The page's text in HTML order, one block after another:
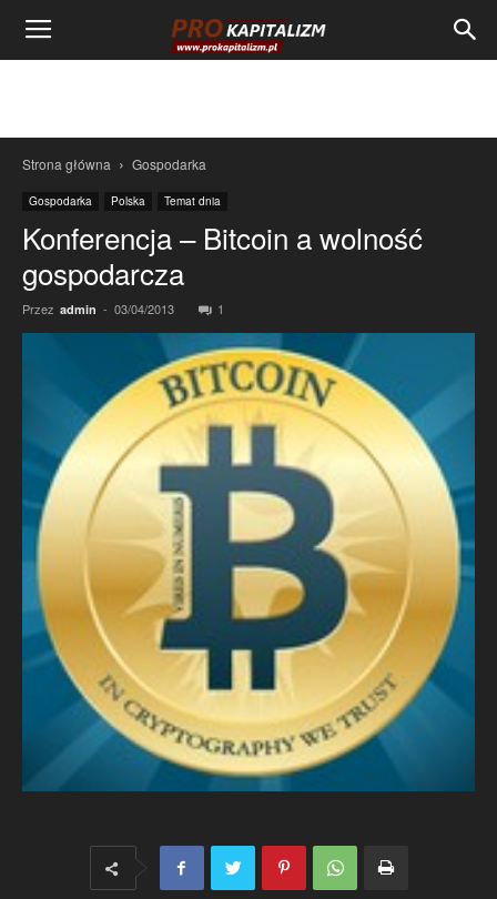
Strona główna Gospodarka
Gospodarka Polska Temat dnia
Konferencja – Bitcoin a wolność
gospodarcza
Przez admin - 03/04/2013 1